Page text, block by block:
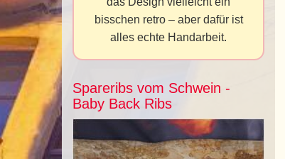
bisschen retro – aber dafür ist
alles echte Handarbeit.
Spareribs vom Schwein -
Baby Back Ribs